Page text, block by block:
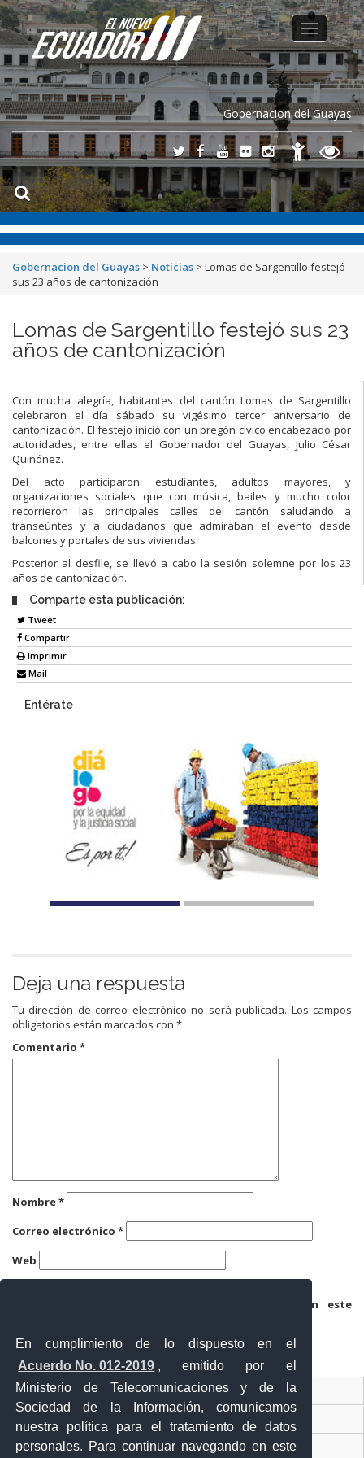
En cumplimiento de lo dispuesto en el
Acuerdo No. 012-2019 , emitido por el
Ministerio de Telecomunicaciones y de la
Sociedad de la Información, comunicamos
nuestra política para el tratamiento de datos
personales. Para continuar navegando en este
Gobernacion del Guayas
Toggle
navigation
Gobernacion del Guayas > Noticias > Lomas de Sargentillo festejó
sus 23 años de cantonización
Lomas de Sargentillo festejó sus 23
años de cantonización
Con mucha alegría, habitantes del cantón Lomas de Sargentillo
celebraron el día sábado su vigésimo tercer aniversario de
cantonización. El festejo inició con un pregón cívico encabezado por
autoridades, entre ellas el Gobernador del Guayas, Julio César
Quiñónez.
Del acto participaron estudiantes, adultos mayores, y
organizaciones sociales que con música, bailes y mucho color
recorrieron las principales calles del cantón saludando a
transeúntes y a ciudadanos que admiraban el evento desde
balcones y portales de sus viviendas.
Posterior al desfile, se llevó a cabo la sesión solemne por los 23
años de cantonización.
Comparte esta publicación:
Tweet
Compartir
Imprimir
Mail
Entérate
Deja una respuesta
Tu dirección de correo electrónico no será publicada. Los campos
obligatorios están marcados con *
Comentario *
Nombre*
Correo electrónico *
Web
Guarda mi nombre, correo electrónico y web en este
Ventanilla Única Virtual
Ventanilla Única de Comercio Exterior
Gobierno Abierto